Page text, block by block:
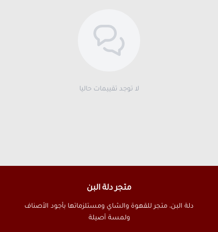
لا توجد تقييمات حاليا
متجر دلة البن
دلة البن، متجر للقهوة والشاي ومستلزماتها بأجود الأصناف
ولمسة أصيلة